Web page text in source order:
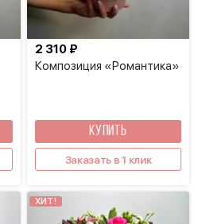
Композиция «Романтика»
2 310 ₽
КУПИТЬ
Заказать в 1 клик
ХИТ!